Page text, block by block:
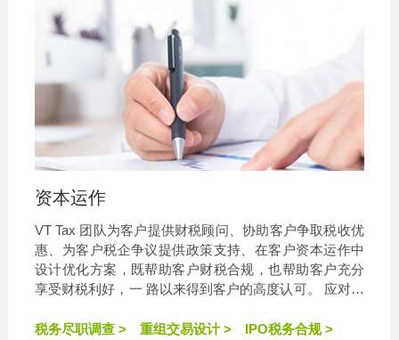
资本运作
VT Tax 团队为客户提供财税顾问、协助客户争取税收优
惠、为客户税企争议提供政策支持、在客户资本运作中
设计优化方案，既帮助客户财税合规，也帮助客户充分
享受财税利好，一 路以来得到客户的高度认可。 应对急
以做出最佳决策，实现税务目标。
税务尽职调查 > 重组交易设计 > IPO税务合规 >